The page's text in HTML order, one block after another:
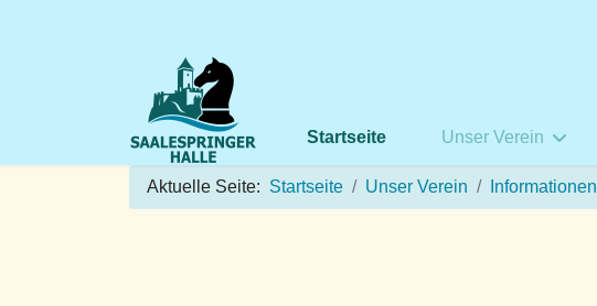
Startseite Unser Verein
Aktuelle Seite: Startseite Unser Verein Informationen